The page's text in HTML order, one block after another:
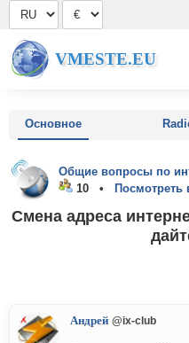
VMESTE.EU
Основное
Общие вопросы по
10 •
Посмотреть
Смена адреса
Андрей @ix-club